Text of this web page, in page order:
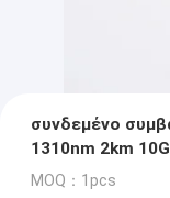
συνδεμένο
1310nm 2km
MOQ：1pcs